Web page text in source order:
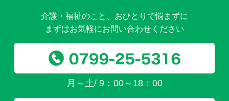
介護・福祉のこと、おひとりで悩まずに
まずはお気軽にお問い合わせください
月～土/ 9：00～18：00